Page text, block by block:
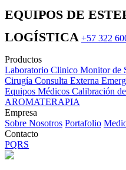
EQUIPOS DE
LOGÍSTICA +57 322
Productos
Laboratorio Clinico Monitor de
Cirugía Consulta Externa
Equipos Médicos Calibración
AROMATERAPIA
Empresa
Sobre Nosotros Portafolio
Contacto
PQRS